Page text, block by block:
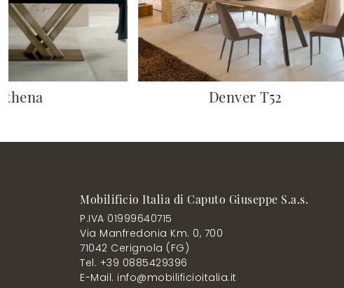
Denver T52
Mobilificio Italia di Caputo Giuseppe S.a.s.
P.IVA 01999640715
Via Manfredonia Km. 0, 700
71042 Cerignola (FG)
Tel. +39 0885429396
E-Mail. info@mobilificioitalia.it